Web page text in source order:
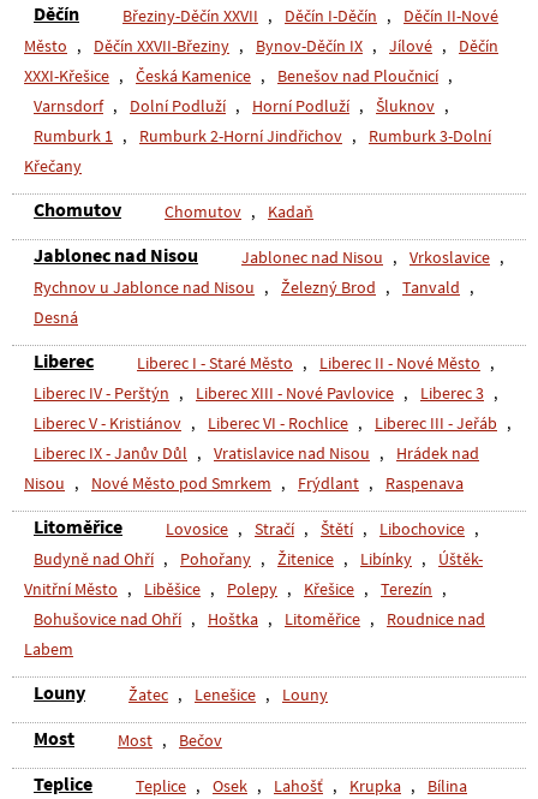
Děčín Březiny-Děčín XXVII , Děčín I-Děčín ,
Děčín II-Nové
Město , Děčín XXVII-Březiny , Bynov-Děčín IX , Jílové ,
Děčín
XXXI-Křešice , Česká Kamenice , Benešov nad Ploučnicí ,
Varnsdorf , Dolní Podluží , Horní Podluží , Šluknov ,
Rumburk 1 , Rumburk 2-Horní Jindřichov ,
Rumburk 3-Dolní
Křečany
Chomutov Chomutov , Kadaň
Jablonec nad Nisou Jablonec nad Nisou , Vrkoslavice ,
Rychnov u Jablonce nad Nisou , Železný Brod , Tanvald ,
Desná
Liberec Liberec I - Staré Město , Liberec II - Nové Město ,
Liberec IV - Perštýn , Liberec XIII - Nové Pavlovice , Liberec 3 ,
Liberec V - Kristiánov , Liberec VI - Rochlice , Liberec III - Jeřáb ,
Liberec IX - Janův Důl , Vratislavice nad Nisou ,
Hrádek nad
Nisou , Nové Město pod Smrkem , Frýdlant , Raspenava
Litoměřice Lovosice , Stračí , Štětí , Libochovice ,
Budyně nad Ohří , Pohořany , Žitenice , Libínky ,
Úštěk-
Vnitřní Město , Liběšice , Polepy , Křešice , Terezín ,
Bohušovice nad Ohří , Hoštka , Litoměřice ,
Roudnice nad
Labem
Louny Žatec , Lenešice , Louny
Most Most , Bečov
Teplice Teplice , Osek , Lahošť , Krupka , Bílina